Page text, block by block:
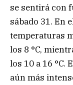
se sentirá con
sábado 31. En
temperaturas
los 8 °C,
los 10 a 16 °C.
aún más